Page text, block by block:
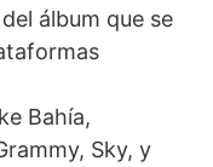
álbum que se
Bahía,
Sky, y